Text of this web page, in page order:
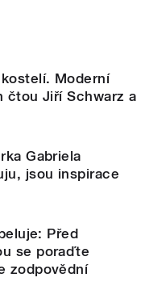
Moderní
čtou Jiří Schwarz a
Gabriela
jsou inspirace
Před
se poraďte
zodpovědní